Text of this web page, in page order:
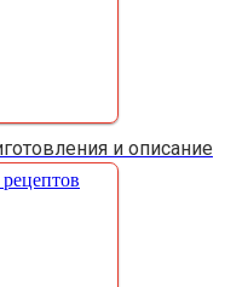
и описание